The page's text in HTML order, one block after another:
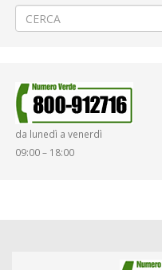
da lunedì a venerdì
09:00 – 18:00